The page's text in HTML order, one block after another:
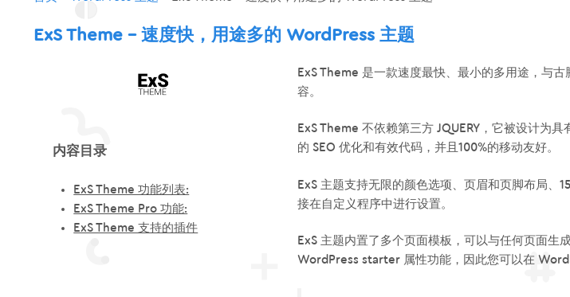
ExS Theme – 速度快，用途多的 WordPress 主题
内容目录
ExS Theme 功能列表:
ExS Theme Pro 功能:
ExS Theme 支持的插件
ExS Theme 是一款速度最快、最小的多用途，与
容。
ExS Theme 不依赖第三方 JQUERY，它被设计为
的 SEO 优化和有效代码，并且100%的移动友好。
ExS 主题支持无限的颜色选项、页眉和页脚布局、
接在自定义程序中进行设置。
ExS 主题内置了多个页面模板，可以与任何页面
WordPress starter 属性功能，因此您可以在